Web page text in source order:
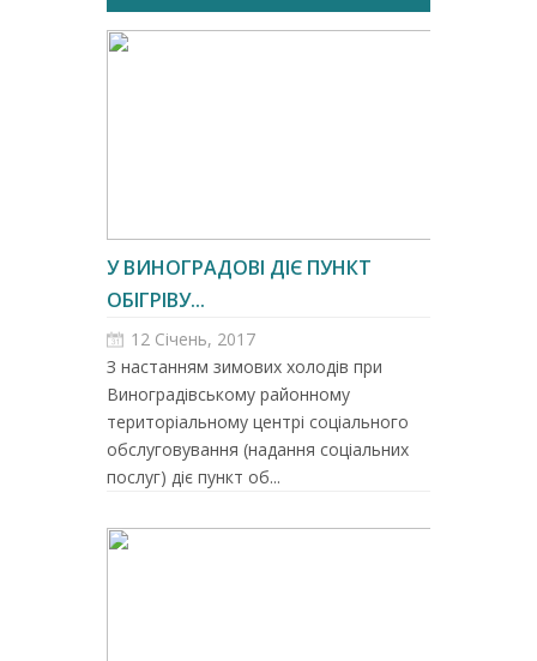
У ВИНОГРАДОВІ ДІЄ ПУНКТ
ОБІГРІВУ...
12 Січень, 2017
З настанням зимових холодів при
Виноградівському районному
територіальному центрі соціального
обслуговування (надання соціальних
послуг) діє пункт об...